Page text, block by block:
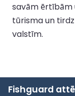
savām ērtībām
tūrisma un
valstīm.
Fishguard